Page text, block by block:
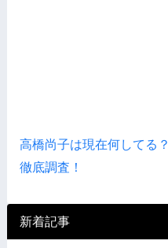
高橋尚子は現在何してる
徹底調査！
新着記事